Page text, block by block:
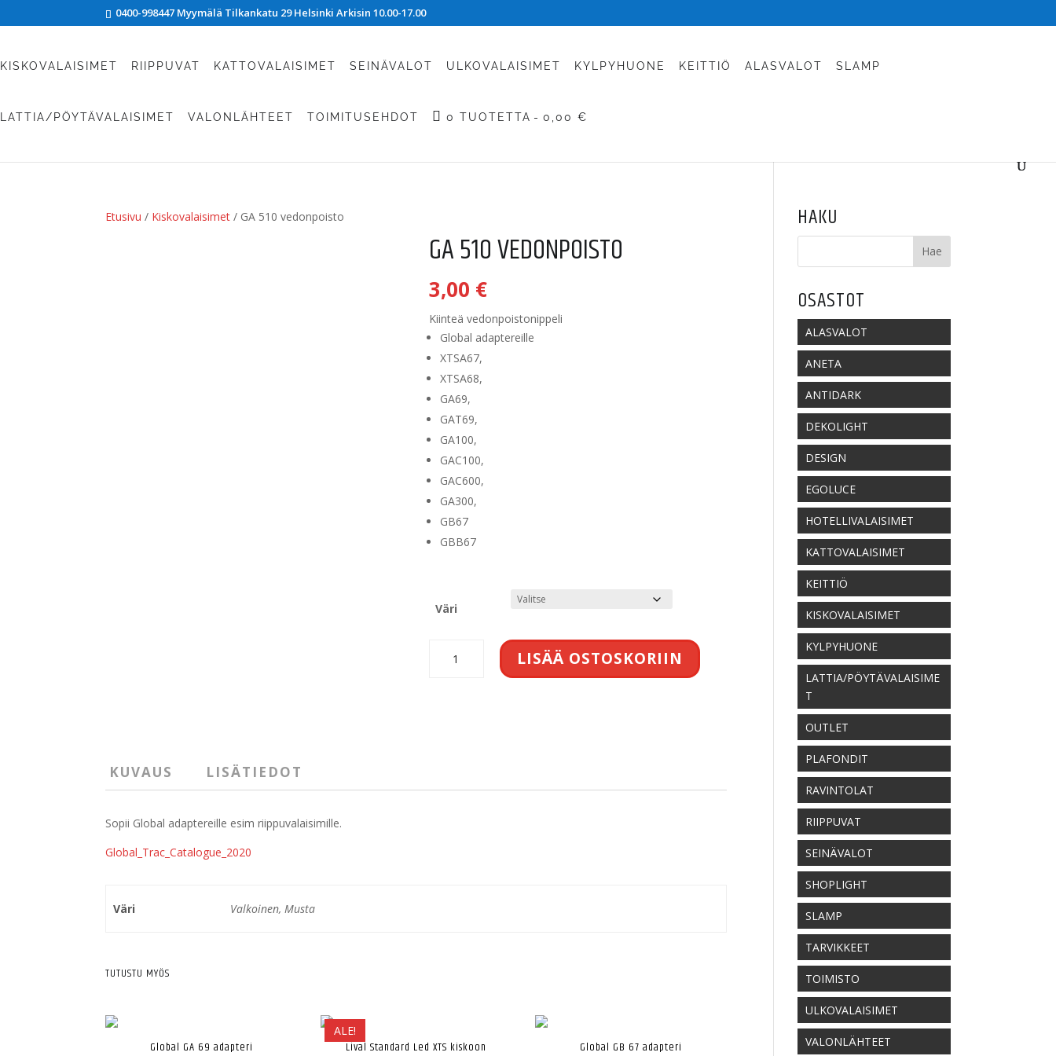
0400-998447 Myymälä Tilkankatu 29 Helsinki Arkisin 10.00-17.00
KISKOVALAISIMET RIIPPUVAT KATTOVALAISIMET SEINÄVALOT ULKOVALAISIMET KYLPYHUONE KEITTIÖ ALASVALOT SLAMP
LATTIA/PÖYTÄVALAISIMET VALONLÄHTEET TOIMITUSEHDOT 0 TUOTETTA 0,00 €
Etusivu / Kiskovalaisimet / GA 510 vedonpoisto
GA 510 VEDONPOISTO
3,00 €
Kiinteä vedonpoistonippeli
Global adaptereille
XTSA67,
XTSA68,
GA69,
GAT69,
GA100,
GAC100,
GAC600,
GA300,
GB67
GBB67
Väri
LISÄÄ OSTOSKORIIN
KUVAUS LISÄTIEDOT
Sopii Global adaptereille esim riippuvalaisimille.
Global_Trac_Catalogue_2020
Väri Valkoinen, Musta
TUTUSTU MYÖS
Global GA 69 adapteri
ALE!
Lival Standard Led XTS kiskoon Global GB 67 adapteri
HAKU
OSASTOT
ALASVALOT
ANETA
ANTIDARK
DEKOLIGHT
DESIGN
EGOLUCE
HOTELLIVALAISIMET
KATTOVALAISIMET
KEITTIÖ
KISKOVALAISIMET
KYLPYHUONE
LATTIA/PÖYTÄVALAISIME
T
OUTLET
PLAFONDIT
RAVINTOLAT
RIIPPUVAT
SEINÄVALOT
SHOPLIGHT
SLAMP
TARVIKKEET
TOIMISTO
ULKOVALAISIMET
VALONLÄHTEET